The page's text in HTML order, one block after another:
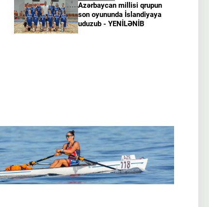
Azərbaycan millisi qrupun
son oyununda İslandiyaya
uduzub - YENİLƏNİB